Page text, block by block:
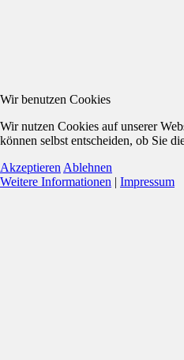
Wir benutzen Cookies
Wir nutzen Cookies auf unserer
können selbst entscheiden, ob Sie
Akzeptieren Ablehnen
Weitere Informationen | Impressum